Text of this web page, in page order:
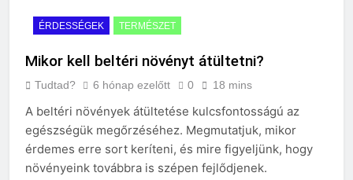
ÉRDESSÉGEK TERMÉSZET
Mikor kell beltéri növényt átültetni?
Tudtad? 6 hónap ezelőtt 0 18 mins
A beltéri növények átültetése kulcsfontosságú az
egészségük megőrzéséhez. Megmutatjuk, mikor
érdemes erre sort keríteni, és mire figyeljünk, hogy
növényeink továbbra is szépen fejlődjenek.